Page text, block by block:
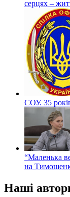
серцях –
СОУ. 35
“Маленька
на
Наші